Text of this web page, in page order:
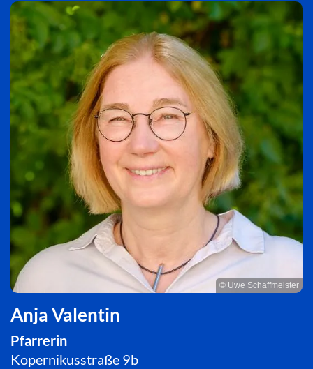
© Uwe Schaffmeister
Anja Valentin
Pfarrerin
Kopernikusstraße 9b